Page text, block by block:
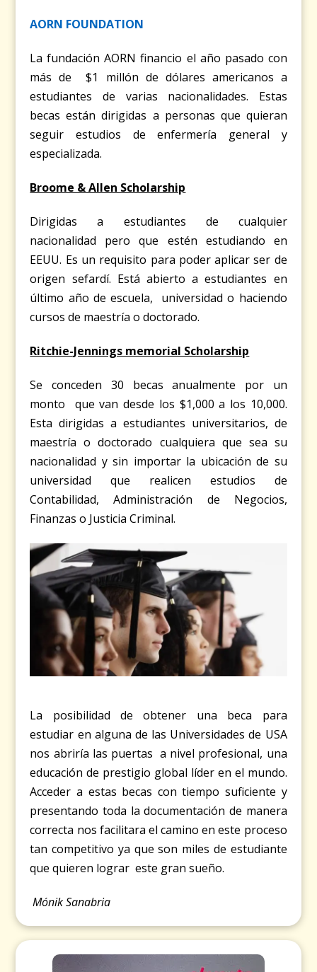
AORN FOUNDATION
La fundación AORN financio el año pasado con
más de $1 millón de dólares americanos a
estudiantes de varias nacionalidades. Estas
becas están dirigidas a personas que quieran
seguir estudios de enfermería general y
especializada.
Broome & Allen Scholarship
Dirigidas a estudiantes de cualquier
nacionalidad pero que estén estudiando en
EEUU. Es un requisito para poder aplicar ser de
origen sefardí. Está abierto a estudiantes en
último año de escuela, universidad o haciendo
cursos de maestría o doctorado.
Ritchie-Jennings memorial Scholarship
Se conceden 30 becas anualmente por un
monto que van desde los $1,000 a los 10,000.
Esta dirigidas a estudiantes universitarios, de
maestría o doctorado cualquiera que sea su
nacionalidad y sin importar la ubicación de su
universidad que realicen estudios de
Contabilidad, Administración de Negocios,
Finanzas o Justicia Criminal.
La posibilidad de obtener una beca para
estudiar en alguna de las Universidades de USA
nos abriría las puertas a nivel profesional, una
educación de prestigio global líder en el mundo.
Acceder a estas becas con tiempo suficiente y
presentando toda la documentación de manera
correcta nos facilitara el camino en este proceso
tan competitivo ya que son miles de estudiante
que quieren lograr este gran sueño.
Mónik Sanabria